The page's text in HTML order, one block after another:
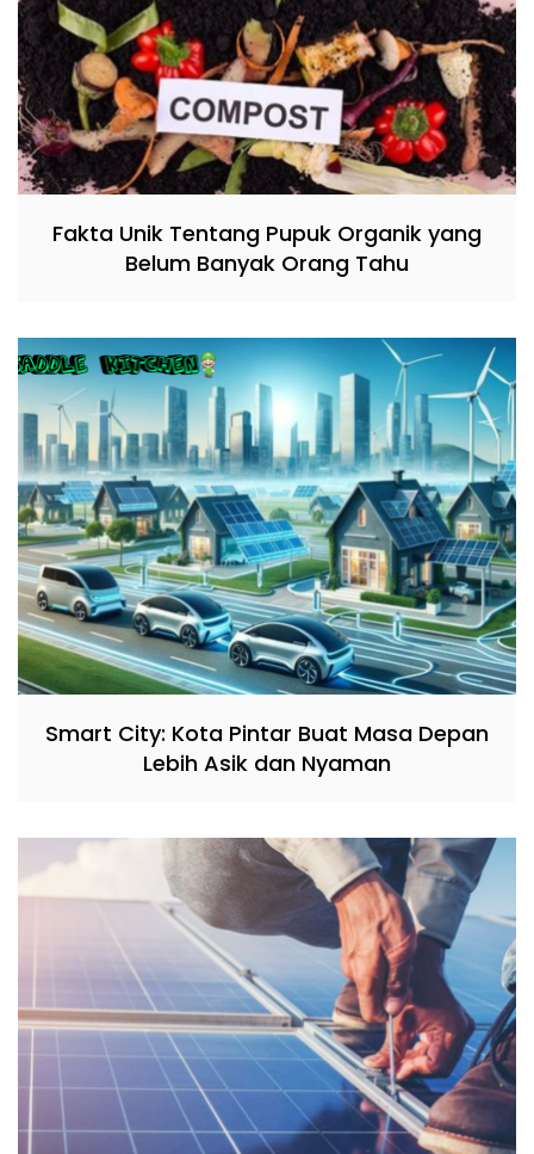
Fakta Unik Tentang Pupuk Organik yang
Belum Banyak Orang Tahu
Smart City: Kota Pintar Buat Masa Depan
Lebih Asik dan Nyaman